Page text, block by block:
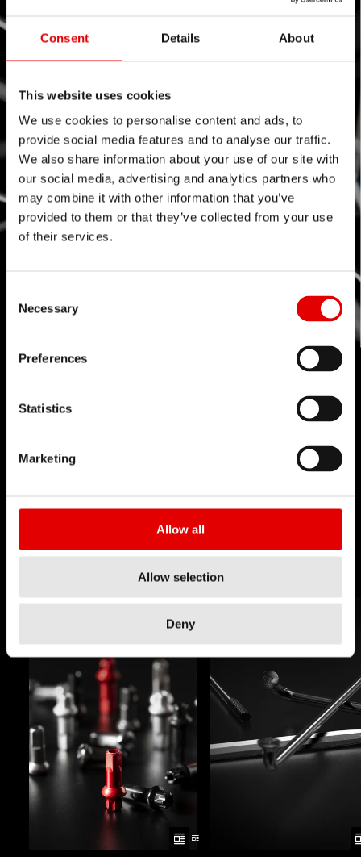
Consent Details About
This website uses cookies
We use cookies to personalise content and ads, to
provide social media features and to analyse our traffic.
We also share information about your use of our site with
our social media, advertising and analytics partners who
may combine it with other information that you’ve
provided to them or that they’ve collected from your use
of their services.
Necessary
Preferences
Statistics
Marketing
Allow all
Allow selection
Deny
Creemos en el arte de la ingeniería y
nuevos productos.
Nuestro principio rector es llevar los límites de la
tecnología cada vez más lejos.